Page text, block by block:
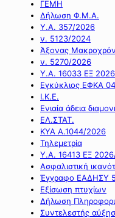
ΓΕΜΗ
Δήλωση Φ.Μ.Α.
Υ.Α. 357/2026
ν. 5123/2024
Άξονας
ν. 5270/2026
Υ.Α. 16033 ΕΞ 2026
Εγκύκλιος ΕΦΚΑ
Ι.Κ.Ε.
Ενιαία άδεια
ΕΛ.ΣΤΑΤ.
ΚΥΑ Α.1044/2026
Τηλεμετρία
Υ.Α. 16413 ΕΞ
Ασφαλιστική
Έγγραφο ΕΑΔΗΣΥ
Εξίσωση πτυχίων
Δήλωση
Συντελεστής